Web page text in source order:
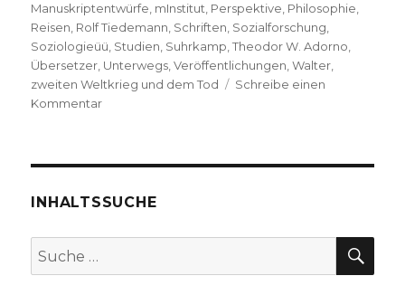
Manuskriptentwürfe mInstitut Perspektive Philosophie
Reisen Rolf Tiedemann Schriften Sozialforschung
Soziologieüü Studien Suhrkamp ,Theodor W. Adorno
Übersetzer Unterwegs ,Veröffentlichungen ,Walter
zweiten Weltkrieg und dem Tod
Schreibe einen
Kommentarzu
Christoph
Welver
INHALTSSUCHE
Suche
nach: